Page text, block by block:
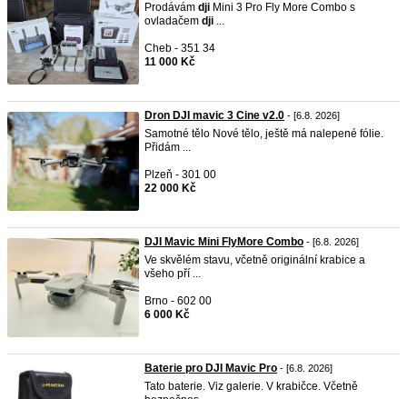
Prodávám dji Mini 3 Pro Fly More Combo s
ovladačem dji ...
Cheb - 351 34
11 000 Kč
Dron DJI mavic 3 Cine v2.0 - [6.8. 2026]
Samotné tělo Nové tělo, ještě má nalepené fólie.
Přidám ...
Plzeň - 301 00
22 000 Kč
DJI Mavic Mini FlyMore Combo - [6.8. 2026]
Ve skvělém stavu, včetně originální krabice a
všeho pří ...
Brno - 602 00
6 000 Kč
Baterie pro DJI Mavic Pro - [6.8. 2026]
Tato baterie. Viz galerie. V krabičce. Včetně